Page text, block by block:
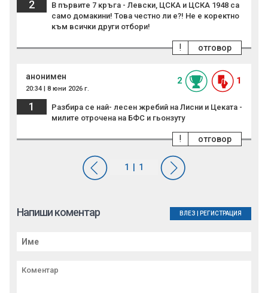
2
В първите 7 кръга - Левски, ЦСКА и ЦСКА 1948 са
само домакини! Това честно ли е?! Не е коректно
към всички други отбори!
отговор
!
анонимен
20:34 | 8 юни 2026 г.
2 1
1
Разбира се най- лесен жребий на Лисни и Цеката -
милите отрочена на БФС и гьонзуту
отговор
!
Напиши коментар ВЛЕЗ РЕГИСТРАЦИЯ